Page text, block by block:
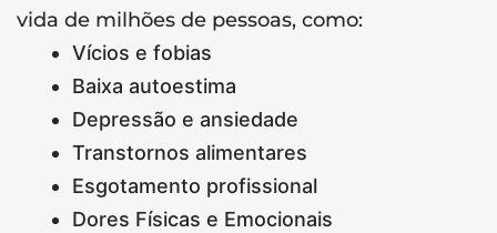
vida de milhões de pessoas, como:
Vícios e fobias
Baixa autoestima
Depressão e ansiedade
Transtornos alimentares
Esgotamento profissional
Dores Físicas e Emocionais